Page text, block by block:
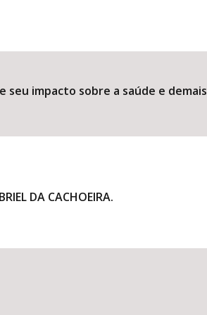
seu impacto sobre a saúde e demais
DA CACHOEIRA.